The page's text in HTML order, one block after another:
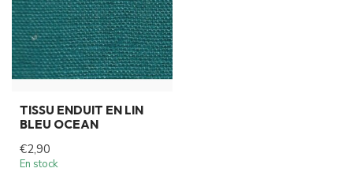
TISSU ENDUIT EN LIN
BLEU OCEAN
€2,90
En stock